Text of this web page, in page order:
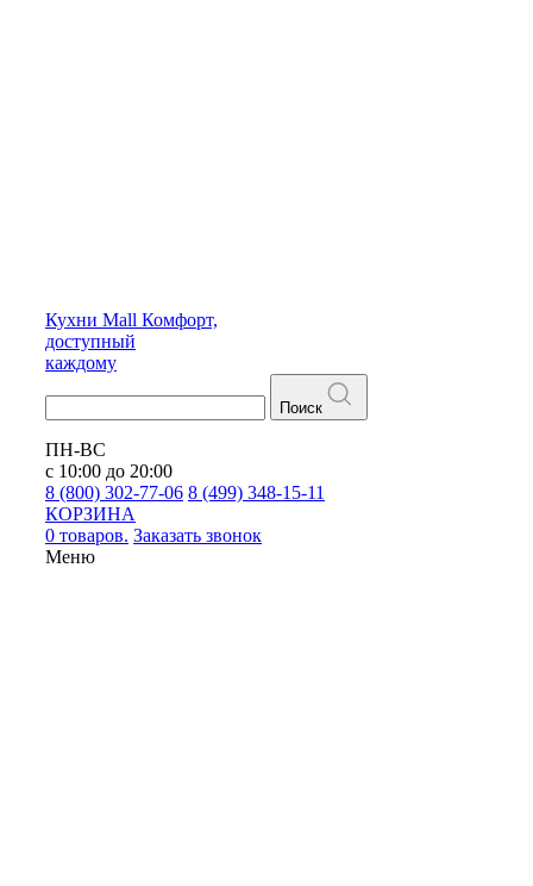
Кухни Mall Комфорт,
доступный
каждому
Поиск
ПН-ВС
с 10:00 до 20:00
8 (800) 302-77-06 8 (499) 348-15-11
КОРЗИНА
0 товаров. Заказать звонок
Меню